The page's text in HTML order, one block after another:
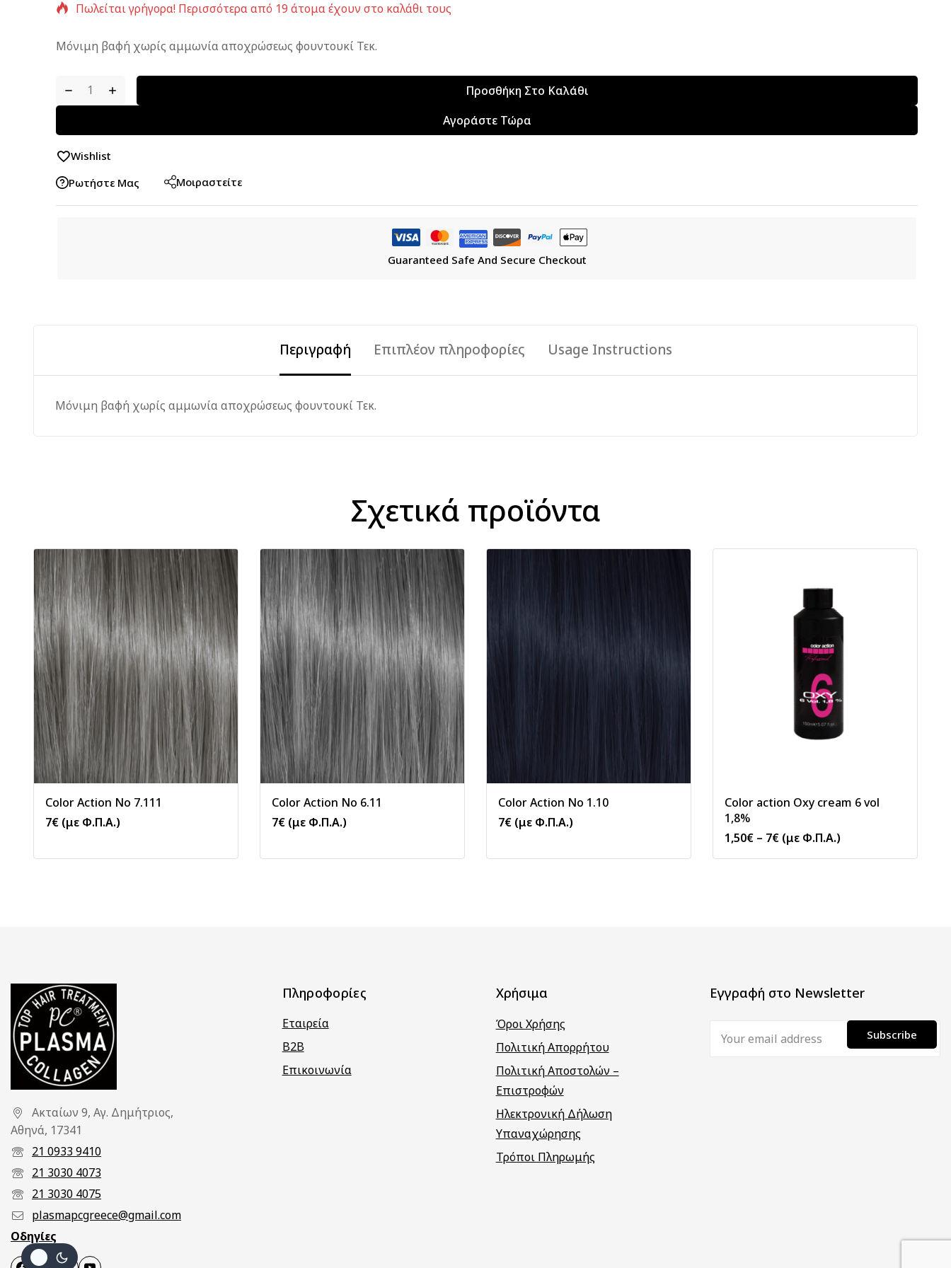
Πωλείται γρήγορα! Περισσότερα από 19 άτομα έχουν στο καλάθι τους
Μόνιμη βαφή χωρίς αμμωνία αποχρώσεως φουντουκί Τεκ.
Προσθήκη Στο Καλάθι
Αγοράστε Τώρα
Wishlist
Ρωτήστε Μας
Μοιραστείτε
Guaranteed Safe And Secure Checkout
Περιγραφή Επιπλέον πληροφορίες Usage Instructions
Μόνιμη βαφή χωρίς αμμωνία αποχρώσεως φουντουκί Τεκ.
Σχετικά προϊόντα
Color Action No 7.111
7€ (με Φ.Π.Α.)
Color Action No 6.11
7€ (με Φ.Π.Α.)
Color Action No 1.10
7€ (με Φ.Π.Α.)
Color action Oxy cream 6 vol
1,8%
1,50€ – 7€ (με Φ.Π.Α.)
Ακταίων 9, Αγ. Δημήτριος,
Αθηνά, 17341
21 0933 9410
21 3030 4073
21 3030 4075
plasmapcgreece@gmail.com
Οδηγίες
Πληροφορίες
Εταιρεία
B2B
Επικοινωνία
Χρήσιμα
Όροι Χρήσης
Πολιτική Απορρήτου
Πολιτική Αποστολών –
Επιστροφών
Ηλεκτρονική Δήλωση
Υπαναχώρησης
Τρόποι Πληρωμής
Εγγραφή στο Newsletter